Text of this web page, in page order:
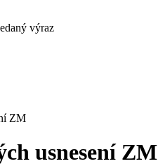
výraz
ZM
usnesení ZM